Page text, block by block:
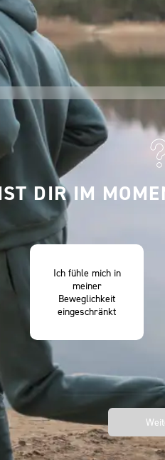
DIR IM
Ich fühle mich in
meiner
Beweglichkeit
eingeschränkt